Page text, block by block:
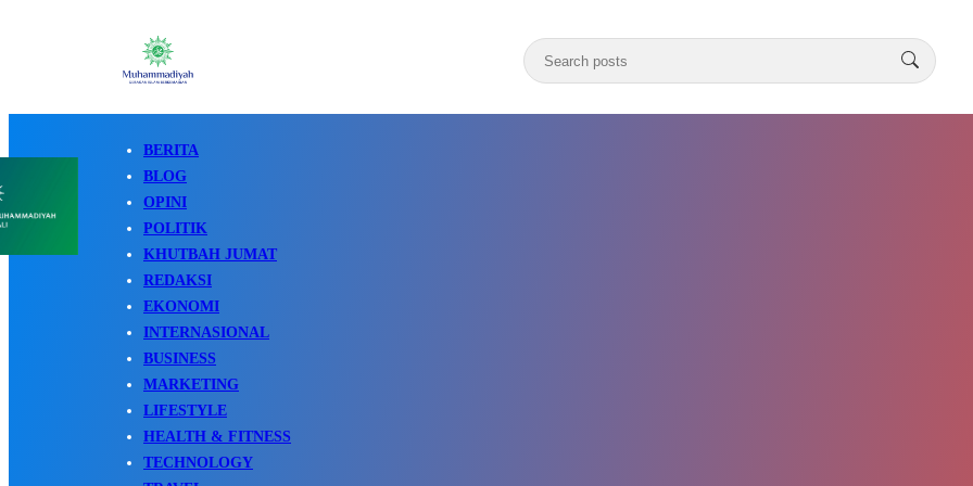
BERITA
BLOG
OPINI
POLITIK
KHUTBAH JUMAT
REDAKSI
EKONOMI
INTERNASIONAL
BUSINESS
MARKETING
LIFESTYLE
HEALTH & FITNESS
TECHNOLOGY